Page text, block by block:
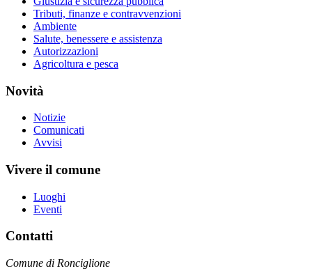
Tributi, finanze e contravvenzioni
Ambiente
Salute, benessere e assistenza
Autorizzazioni
Agricoltura e pesca
Novità
Notizie
Comunicati
Avvisi
Vivere il comune
Luoghi
Eventi
Contatti
Comune di Ronciglione